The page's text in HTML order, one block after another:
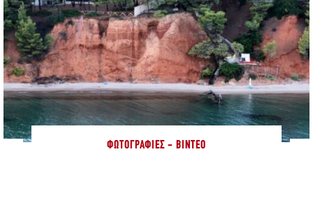
ΦΩΤΟΓΡΑΦΊΕΣ - ΒΊΝΤΕΟ